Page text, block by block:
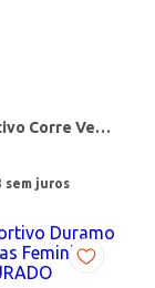
Tênis Esportivo Corre Vento 3 Olympikus Feminino BEGE/PRETO